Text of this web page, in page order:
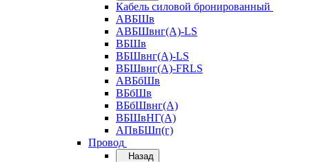
Кабель силовой бронированный
АВБШв
АВБШвнг(А)-LS
ВБШв
ВБШвнг(А)-LS
ВБШвнг(А)-FRLS
АВБбШв
ВБбШв
ВБбШвнг(А)
ВБШвНГ(А)
АПвБШп(г)
Провод
Назад